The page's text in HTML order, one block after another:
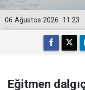
11:23
06 Ağustos 2026
Eğitmen